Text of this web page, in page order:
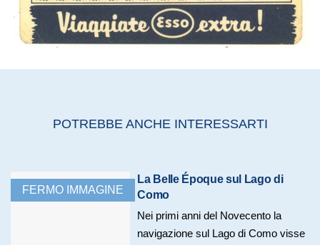
POTREBBE ANCHE INTERESSARTI
FERMO IMMAGINE
La Belle Époque sul Lago di
Como
Nei primi anni del Novecento la
navigazione sul Lago di Como visse